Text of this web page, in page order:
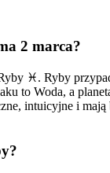
2 marca?
♓. Ryby
to Woda, a
intuicyjne i mają